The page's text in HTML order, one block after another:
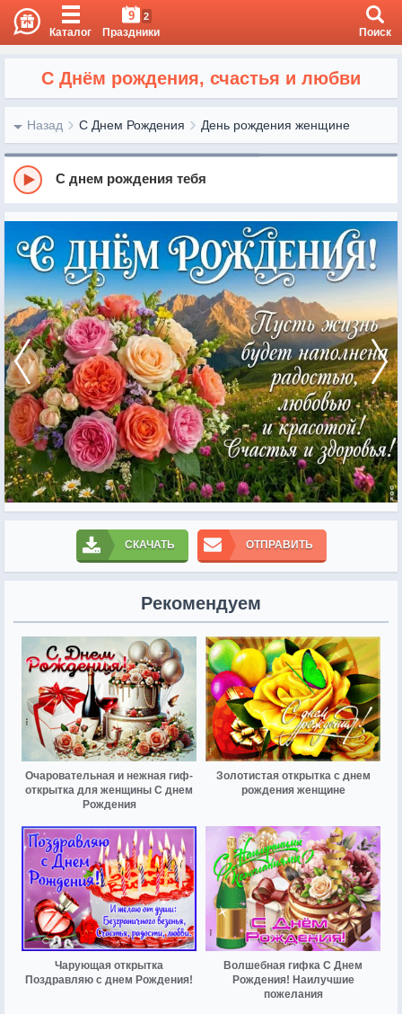
Каталог
9 2
Праздники Поиск
С Днём рождения, счастья и любви
Назад С Днем Рождения День рождения женщине
С днем рождения тебя
СКАЧАТЬ ОТПРАВИТЬ
Рекомендуем
Очаровательная и нежная гиф-
открытка для женщины С днем
Рождения
Золотистая открытка с днем
рождения женщине
Чарующая открытка
Поздравляю с днем Рождения!
Волшебная гифка С Днем
Рождения! Наилучшие
пожелания